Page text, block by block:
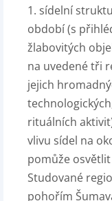
1. sídelní
období (s
žlabovitých
na uvedené tři
jejich
rituálních
vlivu sídel na
pomůže
Studované
pohořím